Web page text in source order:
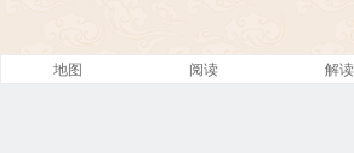
地图 阅读 解读